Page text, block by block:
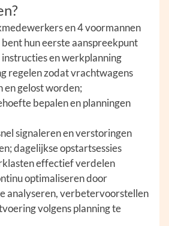
en 4 voormannen
hun eerste aanspreekpunt
en werkplanning
regelen zodat vrachtwagens
en gelost worden;
bepalen en planningen
signaleren en verstoringen
dagelijkse opstartsessies
effectief verdelen
optimaliseren door
analyseren, verbetervoorstellen
volgens planning te